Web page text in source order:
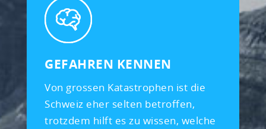
GEFAHREN KENNEN
Von grossen Katastrophen ist die
Schweiz eher selten betroffen,
trotzdem hilft es zu wissen, welche